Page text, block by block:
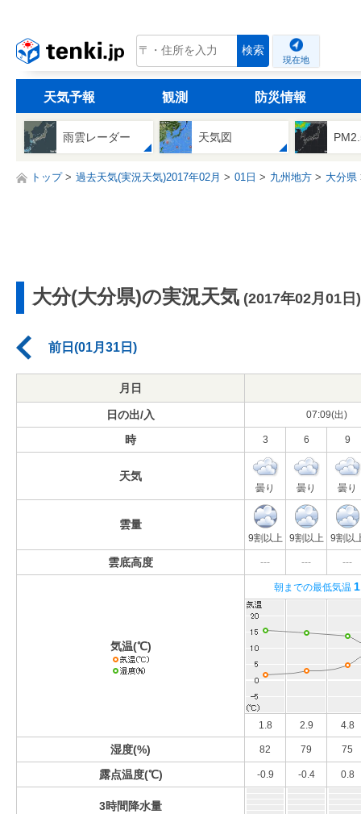
tenki.jp 検索
現在地
天気予報 観測 防災情報
雨雲レーダー 天気図
トップ 過去天気(実況天気)2017年02月 01日 九州地方 大分県
大分(大分県)の実況天気 (2017年02月01日)
前日(01月31日)
月日
日の出/入 07:09(出)
時 3 6 9
天気
曇り 曇り 曇り
雲量
9割以上 9割以上 9割以
雲底高度 --- --- ---
気温(℃)
朝までの最低気温
1.8 2.9 4.8
湿度(%) 82 79 75
露点温度(℃) -0.9 -0.4 0.8
3時間降水量